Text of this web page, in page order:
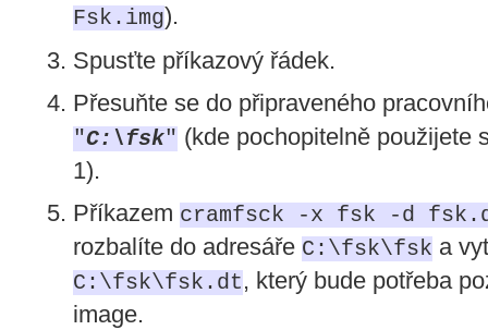
Fsk.img).
Spusťte příkazový řádek.
Přesuňte se do připraveného
"C:\fsk" (kde pochopitelně použijete
1).
Příkazem cramfsck -x fsk -d
rozbalíte do adresáře C:\fsk\fsk a
C:\fsk\fsk.dt, který bude potřeba
image.